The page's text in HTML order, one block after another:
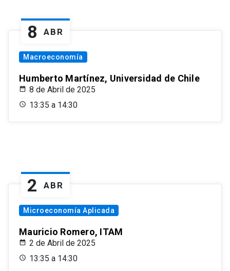
8 ABR
Macroeconomía
Humberto Martínez, Universidad de Chile
8 de Abril de 2025
13:35 a 14:30
2 ABR
Microeconomía Aplicada
Mauricio Romero, ITAM
2 de Abril de 2025
13:35 a 14:30